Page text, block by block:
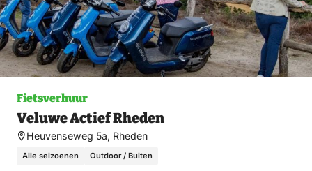
Fietsverhuur
Veluwe Actief Rheden
Heuvenseweg 5a, Rheden
Alle seizoenen Outdoor / Buiten